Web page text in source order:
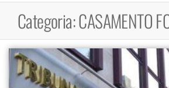
Categoria:CASAMENTO